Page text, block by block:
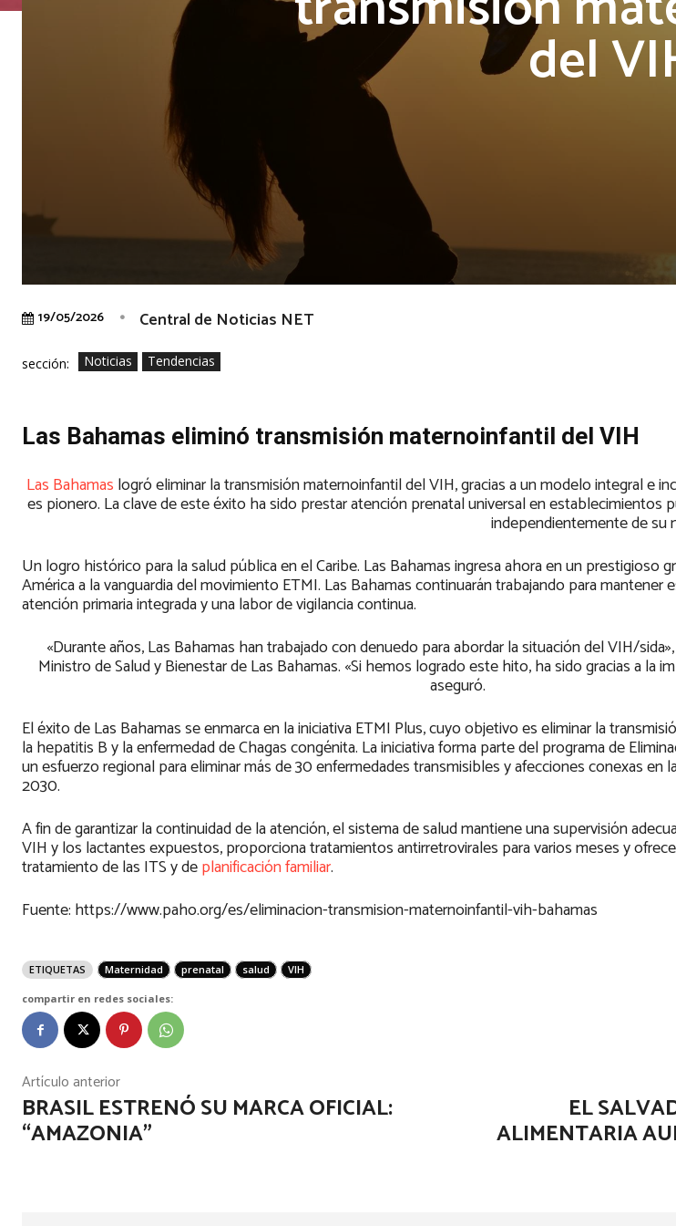
del
19/05/2026 Central de Noticias NET
sección: Noticias Tendencias
Las Bahamas eliminó transmisión maternoinfantil del VIH
Las Bahamas logró eliminar la transmisión maternoinfantil del VIH, gracias a un modelo integral e
es pionero. La clave de este éxito ha sido prestar atención prenatal universal en establecimientos
independientemente de su
Un logro histórico para la salud pública en el Caribe. Las Bahamas ingresa ahora en un prestigioso
América a la vanguardia del movimiento ETMI. Las Bahamas continuarán trabajando para mantener
atención primaria integrada y una labor de vigilancia continua.
«Durante años, Las Bahamas han trabajado con denuedo para abordar la situación del VIH/
Ministro de Salud y Bienestar de Las Bahamas. «Si hemos logrado este hito, ha sido gracias a la
aseguró.
El éxito de Las Bahamas se enmarca en la iniciativa ETMI Plus, cuyo objetivo es eliminar la
la hepatitis B y la enfermedad de Chagas congénita. La iniciativa forma parte del programa de
un esfuerzo regional para eliminar más de 30 enfermedades transmisibles y afecciones conexas en
2030.
A fin de garantizar la continuidad de la atención, el sistema de salud mantiene una supervisión
VIH y los lactantes expuestos, proporciona tratamientos antirretrovirales para varios meses y
tratamiento de las ITS y deplanificación familiar.
Fuente: https://www.paho.org/es/eliminacion-transmision-maternoinfantil-vih-bahamas
ETIQUETAS Maternidad prenatal salud VIH
compartir en redes sociales:
Artículo anterior
BRASIL ESTRENÓ SU MARCA OFICIAL:
“AMAZONIA”
EL
ALIMENTARIA